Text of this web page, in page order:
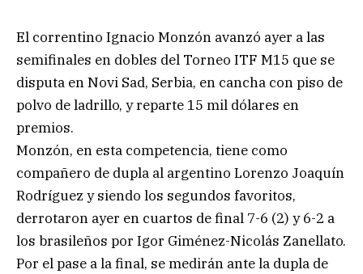
El correntino Ignacio Monzón avanzó ayer a las
semifinales en dobles del Torneo ITF M15 que se
disputa en Novi Sad, Serbia, en cancha con piso de
polvo de ladrillo, y reparte 15 mil dólares en
premios.
Monzón, en esta competencia, tiene como
compañero de dupla al argentino Lorenzo Joaquín
Rodríguez y siendo los segundos favoritos,
derrotaron ayer en cuartos de final 7-6 (2) y 6-2 a
los brasileños por Igor Giménez-Nicolás Zanellato.
Por el pase a la final, se medirán ante la dupla de